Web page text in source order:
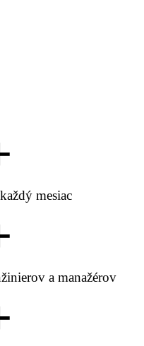
mesiac
a manažérov